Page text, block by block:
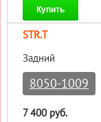
Купить
STR.T
Задний
8050-1009
7 400 руб.